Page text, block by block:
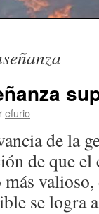
efurio
de la
de que
se